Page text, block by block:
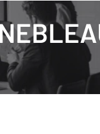
juin, offre l'occasion de
et